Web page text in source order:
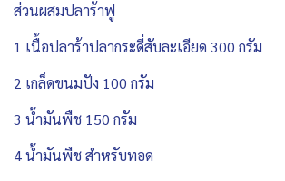
ส่วนผสมปลาร้าฟู
1 เนื้อปลาร้าปลากระดี่สับละเอียด 300 กรัม
2 เกล็ดขนมปัง 100 กรัม
3 น้ำมันพืช 150 กรัม
4 น้ำมันพืช สำหรับทอด